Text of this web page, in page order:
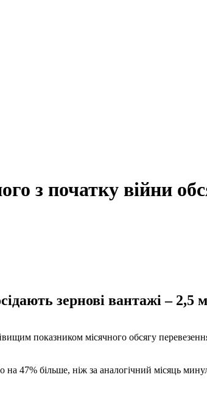
з початку війни
зернові вантажі – 2,5
показником місячного обсягу
47% більше, ніж за аналогічний місяць